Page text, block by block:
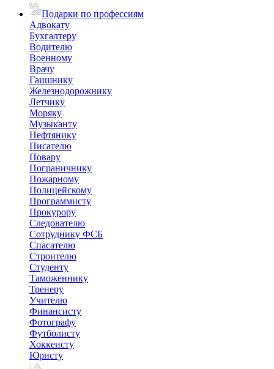
Подарки по профессиям
Адвокату
Бухгалтеру
Водителю
Военному
Врачу
Гаишнику
Железнодорожнику
Летчику
Моряку
Музыканту
Нефтянику
Писателю
Повару
Пограничнику
Пожарному
Полицейскому
Программисту
Прокурору
Следователю
Сотруднику ФСБ
Спасателю
Строителю
Студенту
Таможеннику
Тренеру
Учителю
Финансисту
Фотографу
Футболисту
Хоккеисту
Юристу